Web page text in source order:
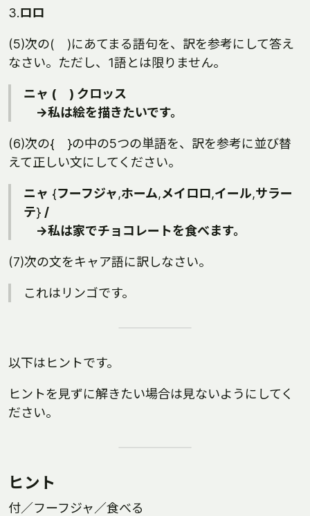
3.ロロ
(5)次の( )にあてまる語句を、訳を参考にして答え
なさい。ただし、1語とは限りません。
ニャ ( ) クロッス
→私は絵を描きたいです。
(6)次の{ }の中の5つの単語を、訳を参考に並び替
えて正しい文にしてください。
ニャ {フーフジャ,ホーム,メイロロ,イール,サラー
テ} /
→私は家でチョコレートを食べます。
(7)次の文をキャア語に訳しなさい。
これはリンゴです。
以下はヒントです。
ヒントを見ずに解きたい場合は見ないようにしてく
ださい。
ヒント
付／フーフジャ／食べる